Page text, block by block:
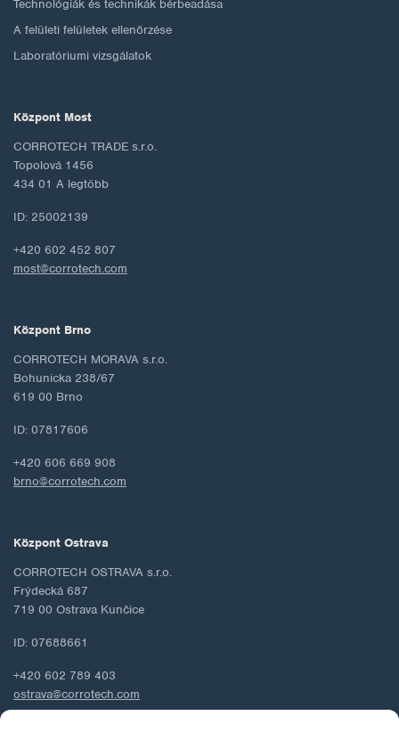
Technológiák és technikák bérbeadása
A felületi felületek ellenőrzése
Laboratóriumi vizsgálatok
Központ Most
CORROTECH TRADE s.r.o.
Topolová 1456
434 01 A legtöbb
ID: 25002139
+420 602 452 807
most@corrotech.com
Központ Brno
CORROTECH MORAVA s.r.o.
Bohunicka 238/67
619 00 Brno
ID: 07817606
+420 606 669 908
brno@corrotech.com
Központ Ostrava
CORROTECH OSTRAVA s.r.o.
Frýdecká 687
719 00 Ostrava Kunčice
ID: 07688661
+420 602 789 403
ostrava@corrotech.com